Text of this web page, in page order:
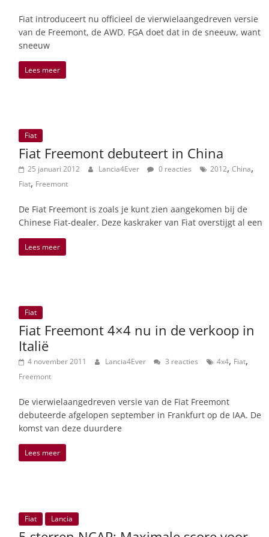
Fiat introduceert nu officieel de vierwielaangedreven versie
van de Freemont, de AWD. FGA doet dat in de sneeuw, want
sneeuw
Lees meer
Fiat
Fiat Freemont debuteert in China
25 januari 2012 Lancia4Ever 0 reacties 2012, China,
Fiat, Freemont
De Fiat Freemont is zoals je kunt zien aangekomen bij de
Chinese Fiat-dealer. Deze kaskraker van Fiat overstijgt al een
Lees meer
Fiat
Fiat Freemont 4×4 nu in de verkoop in
Italië
4 november 2011 Lancia4Ever 3 reacties 4x4, Fiat,
Freemont
De vierwielaangedreven versie van de Fiat Freemont
debuteerde afgelopen september in Frankfurt op de IAA. De
komst van deze duurdere
Lees meer
Fiat Lancia